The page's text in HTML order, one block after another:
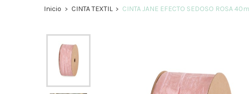
Inicio CINTA TEXTIL CINTA JANE EFECTO SEDOSO ROSA